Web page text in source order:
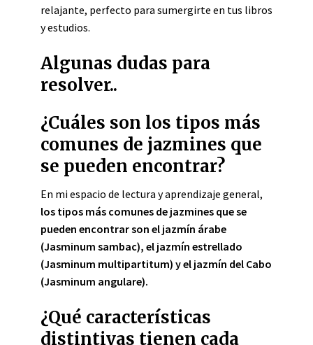
relajante, perfecto para sumergirte en tus libros
y estudios.
Algunas dudas para
resolver..
¿Cuáles son los tipos más
comunes de jazmines que
se pueden encontrar?
En mi espacio de lectura y aprendizaje general,
los tipos más comunes de jazmines que se
pueden encontrar son el jazmín árabe
(Jasminum sambac), el jazmín estrellado
(Jasminum multipartitum) y el jazmín del Cabo
(Jasminum angulare).
¿Qué características
distintivas tienen cada